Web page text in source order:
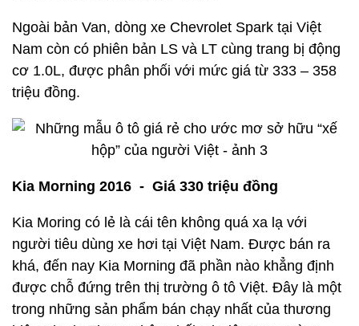
Ngoài bản Van, dòng xe Chevrolet Spark tại Việt
Nam còn có phiên bản LS và LT cùng trang bị động
cơ 1.0L, được phân phối với mức giá từ 333 – 358
triệu đồng.
Kia Morning 2016 - Giá 330 triệu đồng
Kia Moring có lẻ là cái tên không quá xa lạ với
người tiêu dùng xe hơi tại Việt Nam. Được bán ra
khá, đến nay Kia Morning đã phần nào khẳng định
được chỗ đứng trên thị trường ô tô Việt. Đây là một
trong những sản phẩm bán chạy nhất của thương